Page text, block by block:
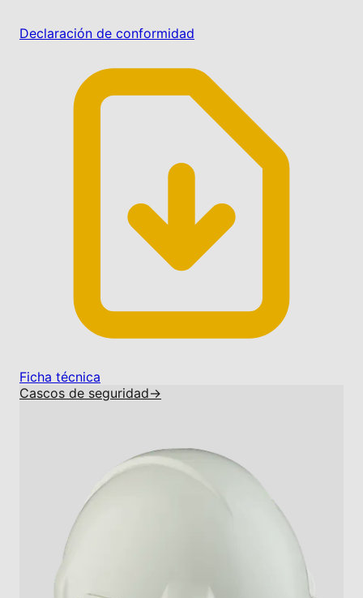
Declaración de conformidad
Ficha técnica
Cascos de seguridad→